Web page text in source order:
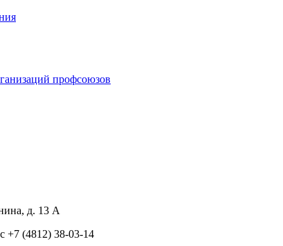
профсоюзов
д. 13 А
+7 (4812) 38-03-14